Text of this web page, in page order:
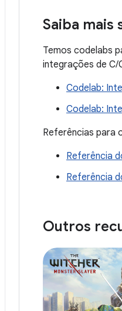
Saiba
Temos codelabs
integrações de C/
Codelab:
Codelab:
Referências para
Referência
Referência
Outros